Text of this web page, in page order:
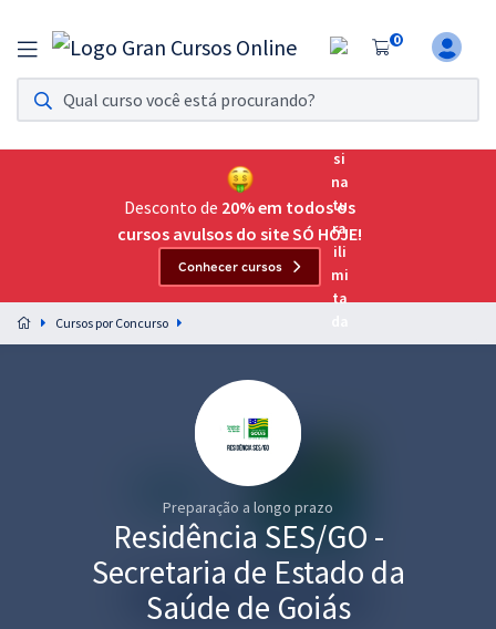
0
Assinatura Ilimitada 11
Acesso a todos os cursos. Teste grátis por 7 dias!
Assinatura OAB Até Passar
Acesso ilimitado a toda preparação para o Exame da
Preparação completa e intensiva para as principais
residências em saúde do Brasil
Graduação
Desconto de 20% em todos os
cursos avulsos do site SÓ HOJE!
Conhecer cursos
Cursos por Concurso
Preparação a longo prazo
Residência SES/GO -
Secretaria de Estado da
Saúde de Goiás